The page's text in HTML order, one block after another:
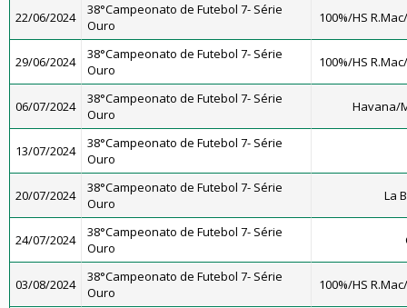
22/06/2024
38°Campeonato de Futebol 7- Série
Ouro
100%/HS
29/06/2024
38°Campeonato de Futebol 7- Série
Ouro
100%/HS
06/07/2024
38°Campeonato de Futebol 7- Série
Ouro
Havana/
13/07/2024
38°Campeonato de Futebol 7- Série
Ouro
20/07/2024
38°Campeonato de Futebol 7- Série
Ouro
La
24/07/2024
38°Campeonato de Futebol 7- Série
Ouro
03/08/2024
38°Campeonato de Futebol 7- Série
Ouro
100%/HS